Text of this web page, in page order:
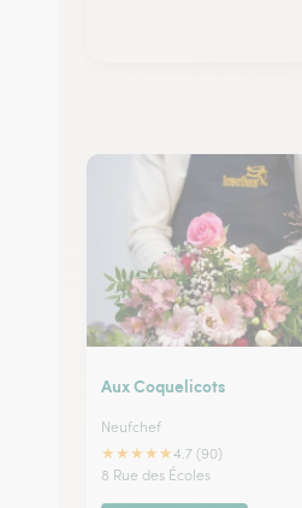
Aux Coquelicots
Neufchef
★★★★★4.7 (90)
8 Rue des Écoles